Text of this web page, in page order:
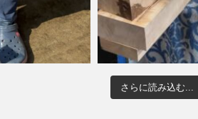
さらに読み込む...